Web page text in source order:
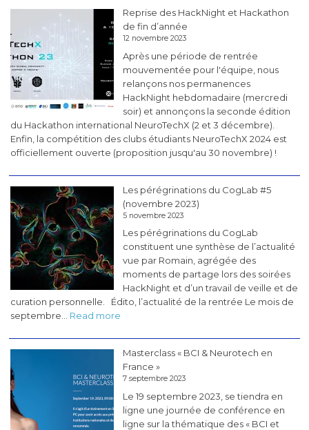
Reprise des HackNight et Hackathon
de fin d’année
12 novembre 2023
Après une période de rentrée
mouvementée pour l'équipe, nous
relançons nos permanences
HackNight hebdomadaire (mercredi
soir) et annonçons la seconde édition
du Hackathon international NeuroTechX (2 et 3 décembre).
Enfin, la compétition des clubs étudiants NeuroTechX 2024 est
officiellement ouverte (proposition jusqu'au 30 novembre) !
Les pérégrinations du CogLab #5
(novembre 2023)
5 novembre 2023
Les pérégrinations du CogLab
constituent une synthèse de l’actualité
vue par Romain, agrégée des
moments de partage lors des soirées
HackNight et d’un travail de veille et de
curation personnelle. Édito, l’actualité de la rentrée Le mois de
septembre… Read more
pérégrinations
du
CogLab
#5
(novembre
2023)
Masterclass « BCI & Neurotech en
France »
7 septembre 2023
Le 19 septembre 2023, se tiendra en
ligne une journée de conférence en
ligne sur la thématique des « BCI et